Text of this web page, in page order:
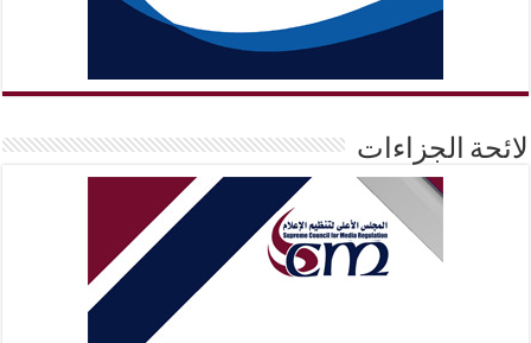
لائحة الجزاءات